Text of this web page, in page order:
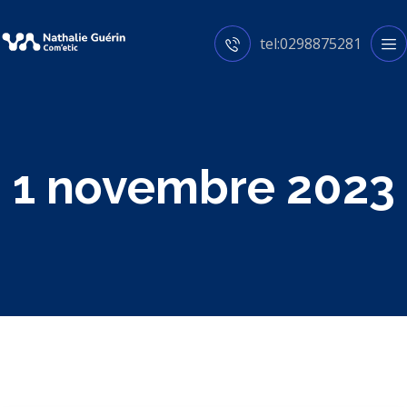
tel:0298875281
1 novembre 2023